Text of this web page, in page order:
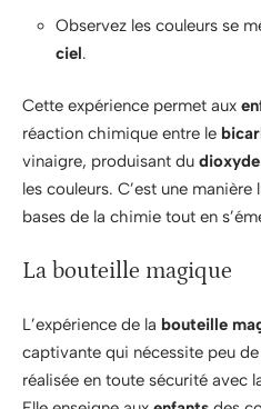
Observez les couleurs se
ciel.
Cette expérience permet aux
réaction chimique entre le
vinaigre, produisant du
les couleurs. C’est une
bases de la chimie tout en
La bouteille magique
L’expérience de la bouteille
captivante qui nécessite peu
réalisée en toute sécurité avec